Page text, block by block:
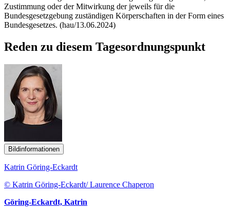
Zustimmung oder der Mitwirkung der jeweils für die
Bundesgesetzgebung zuständigen Körperschaften in der Form eines
Bundesgesetzes. (hau/13.06.2024)
Reden zu diesem Tagesordnungspunkt
Bildinformationen
Katrin Göring-Eckardt
© Katrin Göring-Eckardt/ Laurence Chaperon
Göring-Eckardt, Katrin